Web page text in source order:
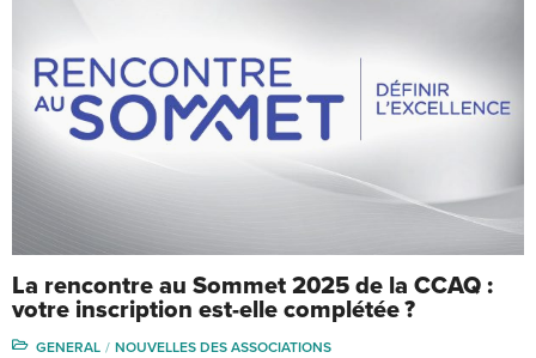
La rencontre au Sommet 2025 de la CCAQ :
votre inscription est-elle complétée ?
GENERAL NOUVELLES DES ASSOCIATIONS